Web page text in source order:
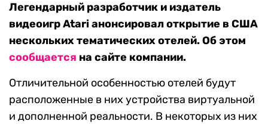
Легендарный разработчик и издатель
видеоигр Atari анонсировал открытие в США
нескольких тематических отелей. Об этом
сообщается на сайте компании.
Отличительной особенностью отелей будут
расположенные в них устройства виртуальной
и дополненной реальности. В некоторых из них